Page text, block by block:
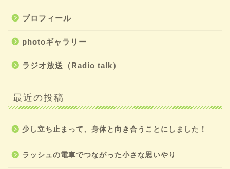
プロフィール
photoギャラリー
ラジオ放送（Radio talk）
最近の投稿
少し立ち止まって、身体と向き合うことにしました！
ラッシュの電車でつながった小さな思いやり